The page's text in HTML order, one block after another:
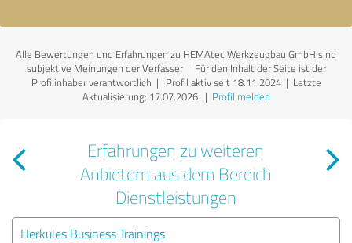
Alle Bewertungen und Erfahrungen zu HEMAtec Werkzeugbau GmbH sind
subjektive Meinungen der Verfasser | Für den Inhalt der Seite ist der
Profilinhaber verantwortlich | Profil aktiv seit 18.11.2024 | Letzte
Aktualisierung: 17.07.2026| Profil melden
Erfahrungen zu weiteren
Anbietern aus dem Bereich
Dienstleistungen
Herkules Business Trainings